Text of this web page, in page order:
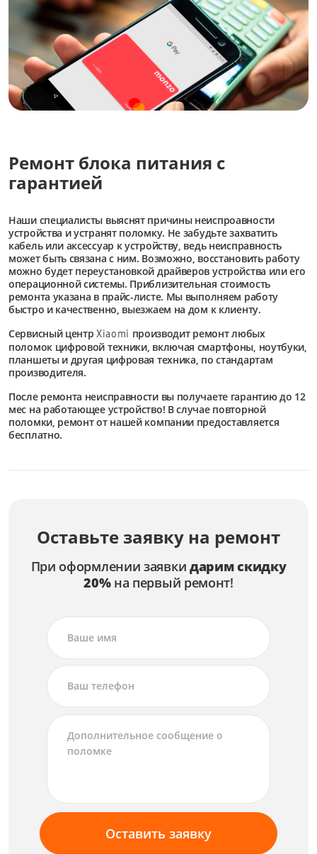
Ремонт блока питания с
гарантией
Наши специалисты выяснят причины неиспроавности
устройства и устранят поломку. Не забудьте захватить
кабель или аксессуар к устройству, ведь неисправность
может быть связана с ним. Возможно, восстановить работу
можно будет переустановкой драйверов устройства или его
операционной системы. Приблизительная стоимость
ремонта указана в прайс-листе. Мы выполняем работу
быстро и качественно, выезжаем на дом к клиенту.
Сервисный центрXiaomi производит ремонт любых
поломок цифровой техники, включая смартфоны, ноутбуки,
планшеты и другая цифровая техника, по стандартам
производителя.
После ремонта неисправности вы получаете гарантию до 12
мес на работающее устройство! В случае повторной
поломки, ремонт от нашей компании предоставляется
бесплатно.
Оставьте заявку на ремонт
При оформлении заявки дарим скидку
20%на первый ремонт!
Оставить заявку